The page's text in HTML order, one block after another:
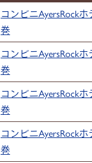
コンビニAyersRock
巻
コンビニAyersRock
巻
コンビニAyersRock
巻
コンビニAyersRock
巻